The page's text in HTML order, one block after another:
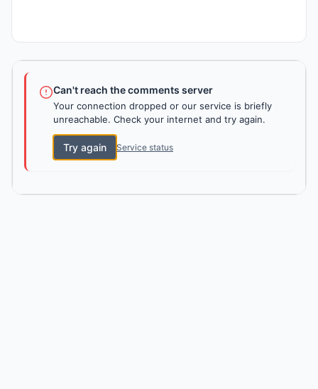
Can't reach the comments server
Your connection dropped or our service is briefly
unreachable. Check your internet and try again.
Try again Service status